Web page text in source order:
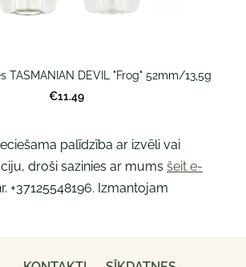
palīdzība ar izvēli vai
droši sazinies ar mums šeit e-
+37125548196. Izmantojam
TASMANIAN DEVIL "Frog" 52mm/13,5g
€11.49